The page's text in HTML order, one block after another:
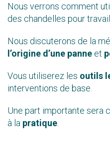
Nous verrons comment
des chandelles pour
Nous discuterons de la
l’origine d’une panne et
Vous utiliserez les outils
interventions de base.
Une part importante sera
à la pratique